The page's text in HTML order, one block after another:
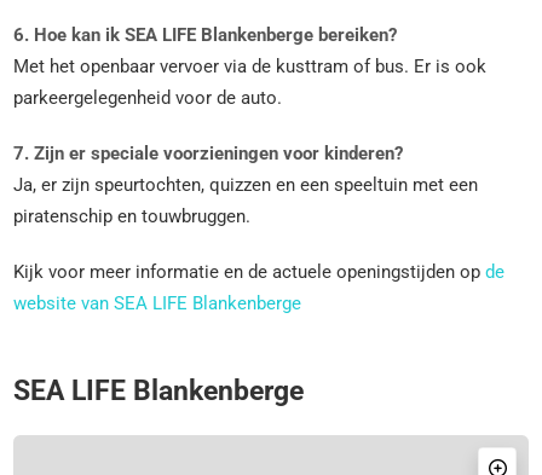
6. Hoe kan ik SEA LIFE Blankenberge bereiken?
Met het openbaar vervoer via de kusttram of bus. Er is ook
parkeergelegenheid voor de auto.
7. Zijn er speciale voorzieningen voor kinderen?
Ja, er zijn speurtochten, quizzen en een speeltuin met een
piratenschip en touwbruggen.
Kijk voor meer informatie en de actuele openingstijden opde
website van SEA LIFE Blankenberge
SEA LIFE Blankenberge